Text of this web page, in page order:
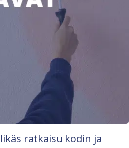
ratkaisu kodin ja